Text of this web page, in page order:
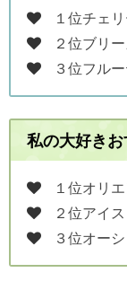
１位チェ
２位ブリ
３位フル
私の大好き
１位オリ
２位アイ
３位オー